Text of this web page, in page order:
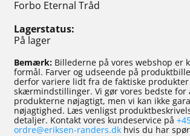
Forbo Eternal Tråd
Lagerstatus
På lager
Bemærk: Billederne på vores webshop er
formål. Farver og udseende på
derfor variere lidt fra de faktiske
skærmindstillinger. Vi gør vores bedste for
produkterne nøjagtigt, men vi kan ikke
nøjagtighed. Læs venligst
detaljer. Kontakt vores kundeservice på
ordre@eriksen-randers.dk hvis du har